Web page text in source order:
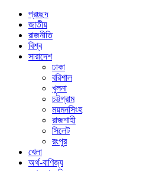
প্রচ্ছদ
জাতীয়
রাজনীতি
বিশ্ব
সারাদেশ
ঢাকা
বরিশাল
খুলনা
চট্টগ্রাম
ময়মনসিংহ
রাজশাহী
সিলেট
রংপুর
খেলা
অর্থ-বাণিজ্য